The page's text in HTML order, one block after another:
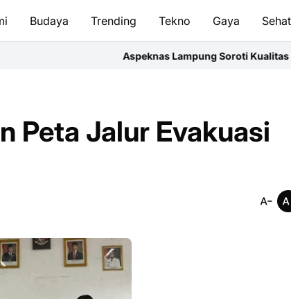
Budaya Trending Tekno Gaya Sehat
Aspeknas Lampung Soroti Kualitas Proyek, Minta
Peta Jalur Evakuasi